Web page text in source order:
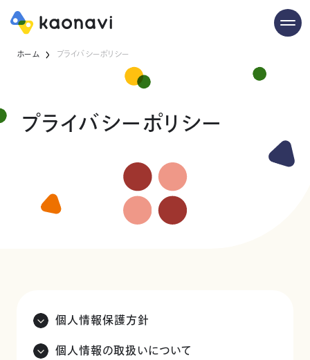
ホーム プライバシーポリシー
プライバシーポリシー
個人情報保護方針
個人情報の取扱いについて